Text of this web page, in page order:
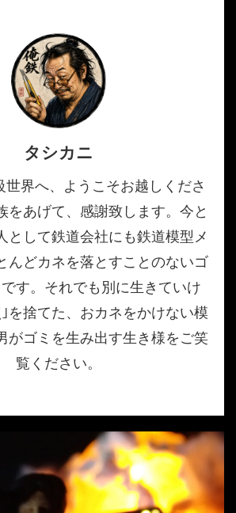
タシカニ
世界へ、ようこそお越しくださ
をあげて、感謝致します。今と
として鉄道会社にも鉄道模型メ
んどカネを落とすことのないゴ
す。それでも別に生きていけ
を捨てた、おカネをかけない模
がゴミを生み出す生き様をご笑
覧ください。